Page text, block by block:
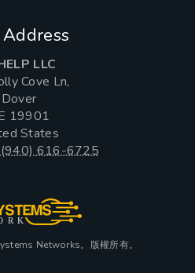
LLC
Cove Ln,
Dover
19901
States
(940) 616-6725
Networks。版權所有。